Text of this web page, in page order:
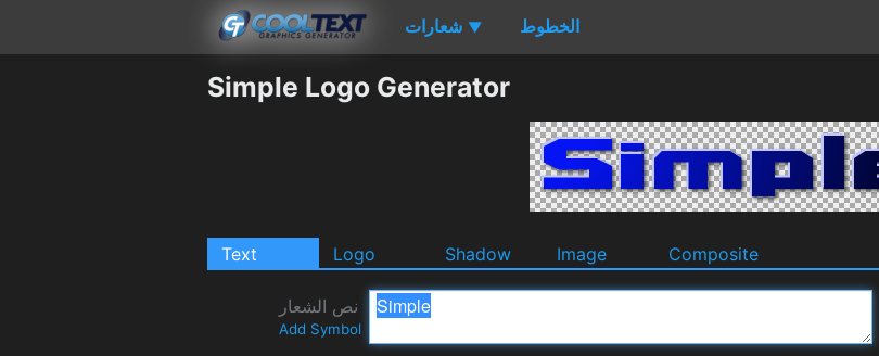
شعارات ▼ الخطوط
Simple Logo Generator
Text Logo Shadow Image Composite
نص الشعار
Add Symbol